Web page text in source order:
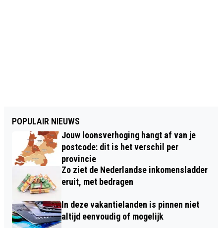
POPULAIR NIEUWS
Jouw loonsverhoging hangt af van je
postcode: dit is het verschil per
provincie
Zo ziet de Nederlandse inkomensladder
eruit, met bedragen
In deze vakantielanden is pinnen niet
altijd eenvoudig of mogelijk